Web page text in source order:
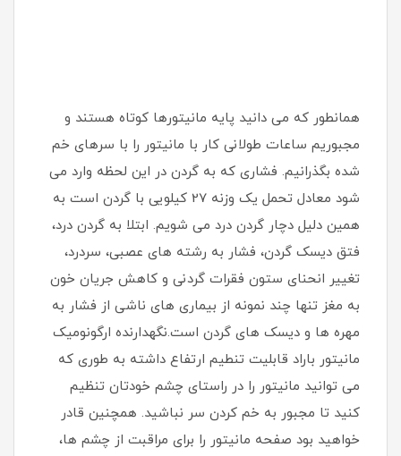
همانطور که می دانید پایه مانیتورها کوتاه هستند و
مجبوریم ساعات طولانی کار با مانیتور را با سرهای خم
شده بگذرانیم. فشاری که به گردن در این لحظه وارد می
شود معادل تحمل یک وزنه 27 کیلویی با گردن است به
همین دلیل دچار گردن درد می شویم. ابتلا به گردن درد،
فتق دیسک گردن، فشار به رشته های عصبی، سردرد،
تغییر انحنای ستون فقرات گردنی و کاهش جریان خون
به مغز تنها چند نمونه از بیماری های ناشی از فشار به
مهره ها و دیسک های گردن است.نگهدارنده ارگونومیک
مانیتور باراد قابلیت تنطیم ارتفاع داشته به طوری که
می توانید مانیتور را در راستای چشم خودتان تنظیم
کنید تا مجبور به خم کردن سر نباشید. همچنین قادر
خواهید بود صفحه مانیتور را برای مراقبت از چشم ها،